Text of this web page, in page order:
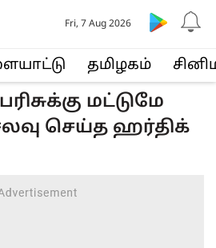
த‌மிழக‌ம்
Fri, 7 Aug 2026
மட்டுமே
செய்த ஹர்திக்